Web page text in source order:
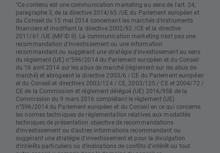
"Ce contenu est une communication marketing au sens de l'art. 24,
paragraphe 3, de la directive 2014/65 /UE du Parlement européen et
du Conseil du 15 mai 2014 concernant les marchés d'instruments
financiers et modifiant la directive 2002/92 /CE et la directive
2011/61 /UE (MiFID II). La communication marketing n'est pas une
recommandation d'investissement ou une information
recommandant ou suggérant une stratégie d'investissement au sens
du règlement (UE) n°596/2014 du Parlement européen et du Conseil
du 16 avril 2014 sur les abus de marché (règlement sur les abus de
marché) et abrogeant la directive 2003/6 / CE du Parlement européen
et du Conseil et directives 2003/124 / CE, 2003/125 / CE et 2004/72 /
CE de la Commission et règlement délégué (UE) 2016/958 de la
Commission du 9 mars 2016 complétant le règlement (UE)
n°596/2014 du Parlement européen et du Conseil en ce qui concerne
les normes techniques de réglementation relatives aux modalités
techniques de présentation objective de recommandations
d'investissement ou d'autres informations recommandant ou
suggérant une stratégie d'investissement et pour la divulgation
d'intérêts particuliers ou d'indications de conflits d'intérêt ou tout